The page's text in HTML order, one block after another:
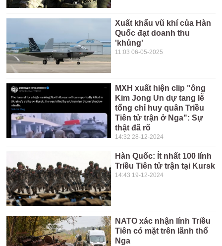
Xuất khẩu vũ khí của Hàn
Quốc đạt doanh thu
'khủng'
11:03 06-05-2025
MXH xuất hiện clip "ông
Kim Jong Un dự tang lễ
tổng chỉ huy quân Triều
Tiên tử trận ở Nga": Sự
thật đã rõ
14:32 28-12-2024
Hàn Quốc: Ít nhất 100 lính
Triều Tiên tử trận tại Kursk
14:43 19-12-2024
NATO xác nhận lính Triều
Tiên có mặt trên lãnh thổ
Nga